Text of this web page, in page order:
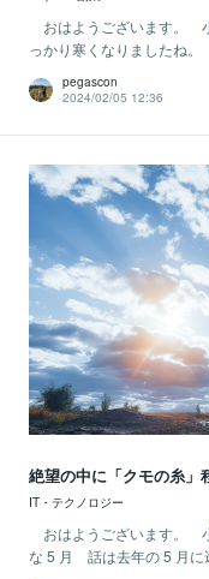
おはようございます。
っかり寒くなりましたね
pegascon
2024/02/05 12:36
絶望の中に「クモの糸」
IT・テクノロジー
おはようございます。
な 5 月 話は去年の 5 月